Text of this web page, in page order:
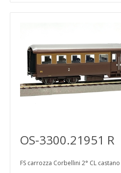
OS-3300.21951 R
FS carrozza Corbellini 2° CL